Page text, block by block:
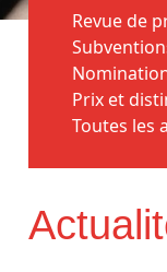
Accueil >
Toutes
les
Revue de
Prix et
Toutes les